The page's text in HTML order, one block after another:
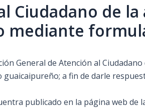
Ciudadano de
mediante
General de Atención al
guaicaipureño; a fin de darle
publicado en la página web de